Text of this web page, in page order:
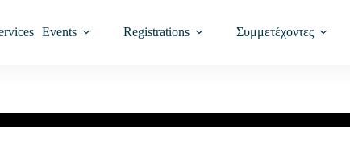
Events Registrations Συμμετέχοντες